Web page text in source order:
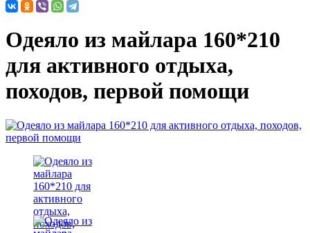
Одеяло из майлара 160*210
для активного отдыха,
походов, первой помощи